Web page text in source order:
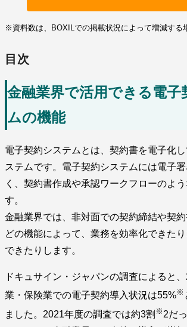
※資料数は、BOXILでの掲載状況によって増減する
目次
金融業界で活用できる電子
ムの機能
電子契約システムとは、契約書を電子化
ステムです。電子契約システムには電子
く、契約書作成や承認ワークフローのよ
す。
金融業界では、非対面での契約締結や契
どの機能によって、業務を効率化できた
できたりします。
ドキュサイン・ジャパンの調査によると
業・保険業での電子契約導入状況は55%※
ました。2021年度の調査では約3割 ※ 2だ